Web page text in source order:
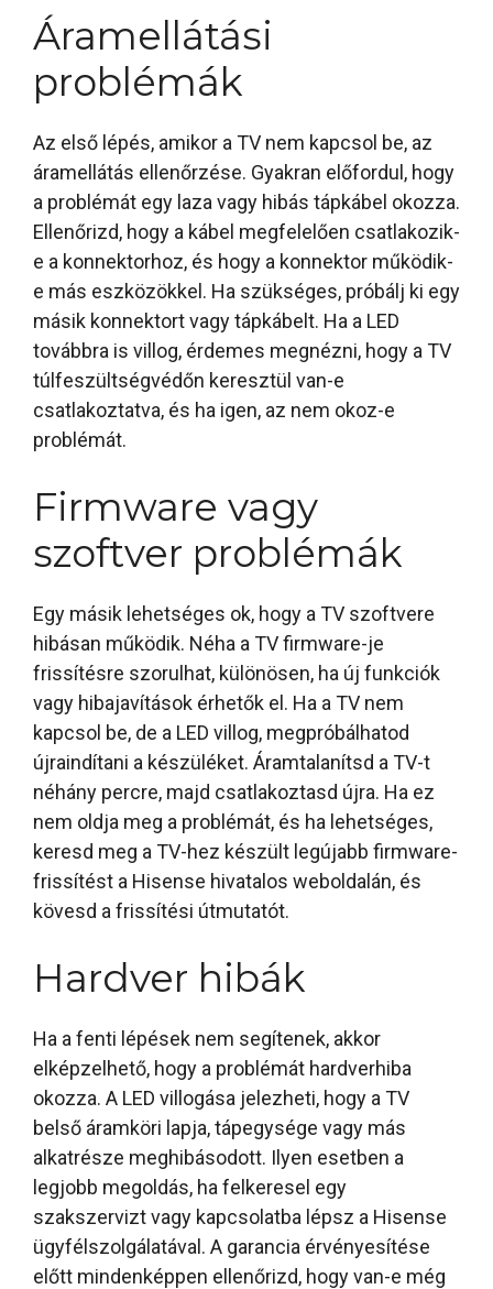
Áramellátási
problémák
Az első lépés, amikor a TV nem kapcsol be, az
áramellátás ellenőrzése. Gyakran előfordul, hogy
a problémát egy laza vagy hibás tápkábel okozza.
Ellenőrizd, hogy a kábel megfelelően csatlakozik-
e a konnektorhoz, és hogy a konnektor működik-
e más eszközökkel. Ha szükséges, próbálj ki egy
másik konnektort vagy tápkábelt. Ha a LED
továbbra is villog, érdemes megnézni, hogy a TV
túlfeszültségvédőn keresztül van-e
csatlakoztatva, és ha igen, az nem okoz-e
problémát.
Firmware vagy
szoftver problémák
Egy másik lehetséges ok, hogy a TV szoftvere
hibásan működik. Néha a TV firmware-je
frissítésre szorulhat, különösen, ha új funkciók
vagy hibajavítások érhetők el. Ha a TV nem
kapcsol be, de a LED villog, megpróbálhatod
újraindítani a készüléket. Áramtalanítsd a TV-t
néhány percre, majd csatlakoztasd újra. Ha ez
nem oldja meg a problémát, és ha lehetséges,
keresd meg a TV-hez készült legújabb firmware-
frissítést a Hisense hivatalos weboldalán, és
kövesd a frissítési útmutatót.
Hardver hibák
Ha a fenti lépések nem segítenek, akkor
elképzelhető, hogy a problémát hardverhiba
okozza. A LED villogása jelezheti, hogy a TV
belső áramköri lapja, tápegysége vagy más
alkatrésze meghibásodott. Ilyen esetben a
legjobb megoldás, ha felkeresel egy
szakszervizt vagy kapcsolatba lépsz a Hisense
ügyfélszolgálatával. A garancia érvényesítése
előtt mindenképpen ellenőrizd, hogy van-e még